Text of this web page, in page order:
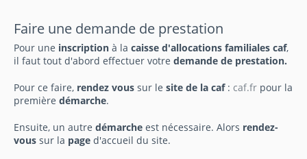
Faire une demande de prestation
Pour une inscription à la caisse d'allocations familiales caf,
il faut tout d'abord effectuer votre demande de prestation.
Pour ce faire, rendez vous sur le site de la caf: caf.fr pour la
première démarche.
Ensuite, un autre démarche est nécessaire. Alors rendez-
vous sur la page d'accueil du site.